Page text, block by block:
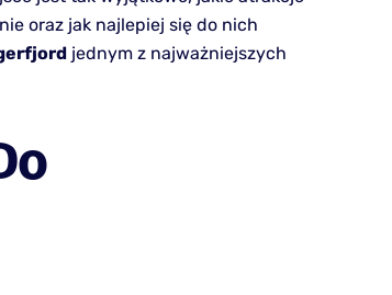
oraz jak najlepiej się do nich
jednym z najważniejszych